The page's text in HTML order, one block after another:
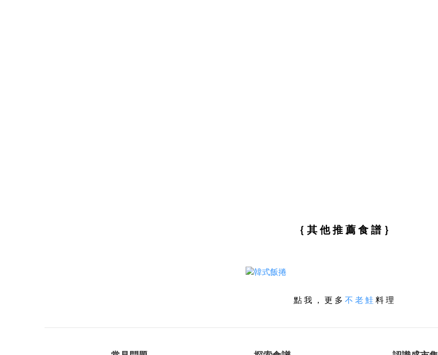
｛ 其 他 推 薦 食 譜 ｝
點 我 ， 更 多 不 老 鮭 料 理